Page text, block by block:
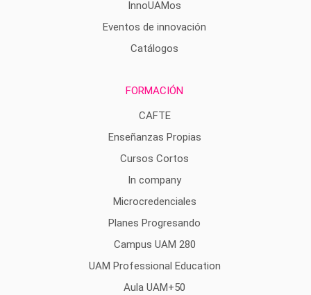
InnoUAMos
Eventos de innovación
Catálogos
FORMACIÓN
CAFTE
Enseñanzas Propias
Cursos Cortos
In company
Microcredenciales
Planes Progresando
Campus UAM 280
UAM Professional Education
Aula UAM+50